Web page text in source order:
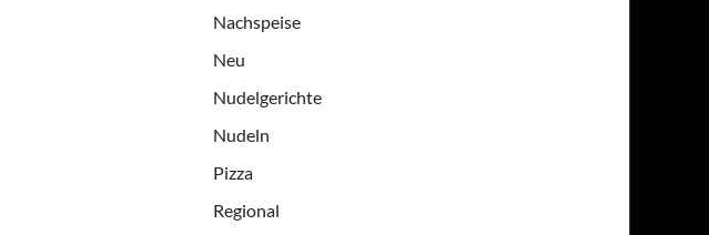
Nachspeise
Neu
Nudelgerichte
Nudeln
Pizza
Regional